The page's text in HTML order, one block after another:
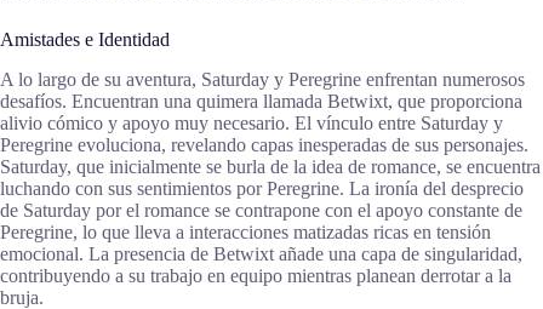
Amistades e Identidad
A lo largo de su aventura, Saturday y Peregrine enfrentan numerosos
desafíos. Encuentran una quimera llamada Betwixt, que proporciona
alivio cómico y apoyo muy necesario. El vínculo entre Saturday y
Peregrine evoluciona, revelando capas inesperadas de sus personajes.
Saturday, que inicialmente se burla de la idea de romance, se encuentra
luchando con sus sentimientos por Peregrine. La ironía del desprecio
de Saturday por el romance se contrapone con el apoyo constante de
Peregrine, lo que lleva a interacciones matizadas ricas en tensión
emocional. La presencia de Betwixt añade una capa de singularidad,
contribuyendo a su trabajo en equipo mientras planean derrotar a la
bruja.